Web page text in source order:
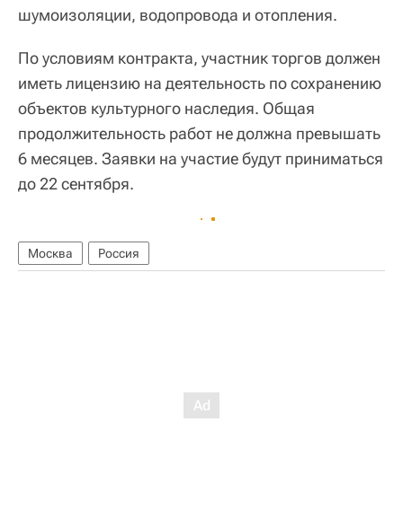
шумоизоляции, водопровода и отопления.
По условиям контракта, участник торгов должен
иметь лицензию на деятельность по сохранению
объектов культурного наследия. Общая
продолжительность работ не должна превышать
6 месяцев. Заявки на участие будут приниматься
до 22 сентября.
Москва Россия